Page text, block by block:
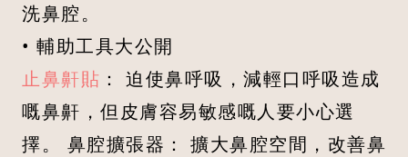
洗鼻腔。
• 輔助工具大公開
止鼻鼾貼 ： 迫使鼻呼吸，減輕口呼吸造成
嘅鼻鼾，但皮膚容易敏感嘅人要小心選
擇。 鼻腔擴張器： 擴大鼻腔空間，改善鼻